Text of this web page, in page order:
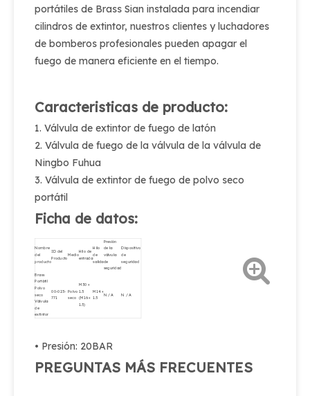
portátiles de Brass Sian instalada para incendiar
cilindros de extintor, nuestros clientes y luchadores
de bomberos profesionales pueden apagar el
fuego de manera eficiente en el tiempo.
Caracteristicas de producto:
1. Válvula de extintor de fuego de latón
2. Válvula de fuego de la válvula de la válvula de
Ningbo Fuhua
3. Válvula de extintor de fuego de polvo seco
portátil
Ficha de datos:
Nombre
del
producto
ID del
Producto
Medio
Hilo de
entrada
Hilo
de
salida
Presión
de la
válvula
de
seguridad
Dispositivo
de
seguridad
Brass
Portátil
Polvo
seco
Válvula
de
extintor
00-023-
771
Polvo
seco
M30 ×
1.5
(M16 ×
1.5)
M14 ×
1.5
N / A N / A
• Presión: 20BAR
PREGUNTAS MÁS FRECUENTES